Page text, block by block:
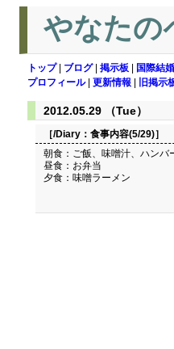
やなたの
トップ| ブログ| 掲示板 国際結婚
プロフィール| 更新情報 旧掲示
2012.05.29 （Tue）
［/Diary： 食事内容(5/29)］
朝食：ご飯、味噌汁、ハンバ
昼食：お弁当
夕食：味噌ラーメン